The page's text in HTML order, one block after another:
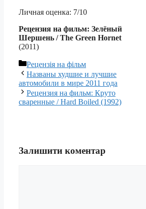
Личная оценка: 7/10
Рецензия на фильм: Зелёный
Шершень / The Green Hornet
(2011)
Категорії
Рецензія на фільм
Названы худшие и лучшие
автомобили в мире 2011 года
Рецензия на фильм: Круто
сваренные / Hard Boiled (1992)
Залишити коментар